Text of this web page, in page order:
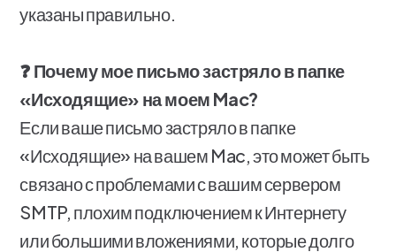
указаны правильно.
❓ Почему мое письмо застряло в папке
«Исходящие» на моем Mac?
Если ваше письмо застряло в папке
«Исходящие» на вашем Mac, это может быть
связано с проблемами с вашим сервером
SMTP, плохим подключением к Интернету
или большими вложениями, которые долго